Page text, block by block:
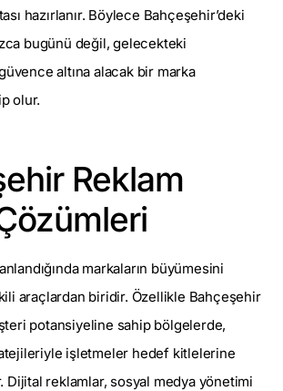
hazırlanır. Böylece Bahçeşehir’deki
bugünü değil, gelecekteki
altına alacak bir marka
olur.
Reklam
markaların büyümesini
araçlardan biridir. Özellikle Bahçeşehir
potansiyeline sahip bölgelerde,
işletmeler hedef kitlelerine
Dijital reklamlar, sosyal medya yönetimi